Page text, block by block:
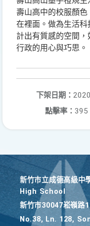
壽山高中的校服顏
在裡面。做為生活
計出有質感的空間
行政的用心與巧思。
下架日期：
點擊率： 395
新竹巿立成德高級
High School
新竹巿30047崧嶺路
No.38, Ln. 128,